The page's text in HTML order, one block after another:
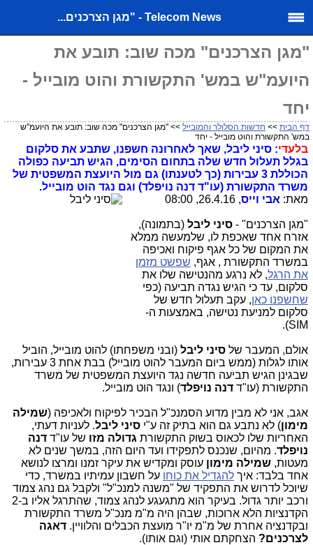
Telecom News - "מגן הצרכנים...
"מגן הצרכנים" מכה שוב: תובע את
היועמ"ש במש' התקשורת והוט מובייל -
יחד
דף הבית >> חדשות הסלולר והמובייל >> "מגן הצרכנים" מכה שוב: תובע את היועמ"ש
במש' התקשורת והוט מובייל - יחד
בלעדי: סיני ליבל, שאך לאחרונה חשפנו, שתבע את סלקום
בגלל תעלול חדש שלה בתחום הסימים, הגיש תביעה כפולה
הכוללת 3 עבירות (כך לטענתו) גם מול היועצת המשפטית של
משרד התקשורת (עו"ד דנה נויפלד) וגם נגד הוט מובייל.
מאת: אבי וייס, 26.4.16, 08:00
"מגן הצרכנים" - סיני ליבל (בתמונה),
אזרח אחד שאכפת לו, שלמעשה ממלא
את המקום של כל אגף פיקוח ואכיפה
במשרד התקשורת , אגף, שפשט מזמן
את הרגל, לא נרגע מהנטישה שלו את
סלקום, עד כי הגיש נגדה תביעה (כפי
שחשפנו כאן, עקב תעלול חדש של
סלקום למניעת נטישה, באמצעות ה-
SIM).
אולם, המעבר של סיני ליבל (ובני משפחתו) להוט מובייל, הוביל
אותו לגלות (ממש ביום המעבר להוט מובייל) בבת אחת 3 עבירות,
שבגינן הגיש תביעה חדשה נגד היועצת המשפטית של משרד
התקשורת (עו"ד דנה נויפלד) ונגד הוט מובייל.
אגב, אני לא מבין מדוע הסמנכ"ל הבכיר לפיקוח ולאכיפה (שמילה
מימון) לא נתבע גם הוא בתיק זה ע"י סיני ליבל. לעניות דעתי,
האחריות שלו לכאוס בשוק התקשורת גדולה מזו של עו"ד דנה
נויפלד. מהיום, שנכנס לתפקידו ועד היום הזה, במשך שנים לא
מעטות, שמילה מימון עוסק ומקדיש את עיקר זמנו ומרצו לנושא
אחד בלבד: איך להגדיל את כוחו על חשבון עמיתיו במשרד, כדי
שיוכל לדרוש את התפקיד של "משנה למנכ"ל" ולקבל גם נהג צמוד
ורכב יותר גדול. בעיקר הוא מתגעגע לנהג צמוד, שהתרגל אליו ב-2
הקדנציות הלא ארוכות, שבהן היה מ"מ מנכ"ל משרד התקשורת
ובקדנציה אחרת של מ"מ יו"ר מועצת הכבלים והלוויין. דאגה
לצרכנים? הצחקתם אותי (וגם אותו).